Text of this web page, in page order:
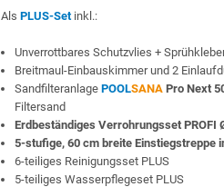
AlsPLUS-Setinkl.:
Unverrottbares Schutzvlies +
Breitmaul-Einbauskimmer und 2
SandfilteranlagePOOLSANA Pro Next
Filtersand
Erdbeständiges Verrohrungsset PROFI
5-stufige, 60 cm breite Einstiegstreppe
6-teiliges Reinigungsset PLUS
5-teiliges Wasserpflegeset PLUS